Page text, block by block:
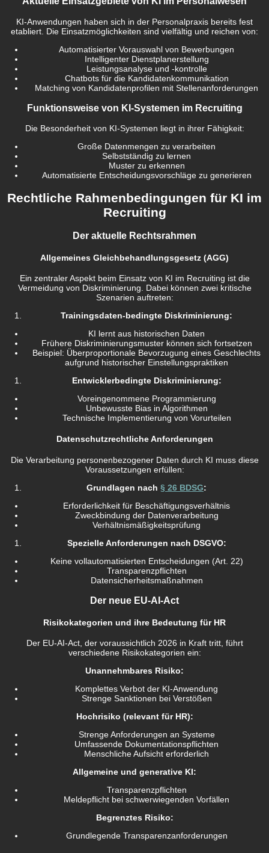
KI-Anwendungen haben sich in der Personalpraxis bereits fest
etabliert. Die Einsatzmöglichkeiten sind vielfältig und reichen von:
Automatisierter Vorauswahl von Bewerbungen
Intelligenter Dienstplanerstellung
Leistungsanalyse und -kontrolle
Chatbots für die Kandidatenkommunikation
Matching von Kandidatenprofilen mit Stellenanforderungen
Funktionsweise von KI-Systemen im Recruiting
Die Besonderheit von KI-Systemen liegt in ihrer Fähigkeit:
Große Datenmengen zu verarbeiten
Selbstständig zu lernen
Muster zu erkennen
Automatisierte Entscheidungsvorschläge zu generieren
Rechtliche Rahmenbedingungen für KI im
Recruiting
Der aktuelle Rechtsrahmen
Allgemeines Gleichbehandlungsgesetz (AGG)
Ein zentraler Aspekt beim Einsatz von KI im Recruiting ist die
Vermeidung von Diskriminierung. Dabei können zwei kritische
Szenarien auftreten:
Trainingsdaten-bedingte Diskriminierung:
KI lernt aus historischen Daten
Frühere Diskriminierungsmuster können sich fortsetzen
Beispiel: Überproportionale Bevorzugung eines Geschlechts
aufgrund historischer Einstellungspraktiken
Entwicklerbedingte Diskriminierung:
Voreingenommene Programmierung
Unbewusste Bias in Algorithmen
Technische Implementierung von Vorurteilen
Datenschutzrechtliche Anforderungen
Die Verarbeitung personenbezogener Daten durch KI muss diese
Voraussetzungen erfüllen:
Grundlagen nach § 26 BDSG:
Erforderlichkeit für Beschäftigungsverhältnis
Zweckbindung der Datenverarbeitung
Verhältnismäßigkeitsprüfung
Spezielle Anforderungen nach DSGVO:
Keine vollautomatisierten Entscheidungen (Art. 22)
Transparenzpflichten
Datensicherheitsmaßnahmen
Der neue EU-AI-Act
Risikokategorien und ihre Bedeutung für HR
Der EU-AI-Act, der voraussichtlich 2026 in Kraft tritt, führt
verschiedene Risikokategorien ein:
Unannehmbares Risiko:
Komplettes Verbot der KI-Anwendung
Strenge Sanktionen bei Verstößen
Hochrisiko (relevant für HR):
Strenge Anforderungen an Systeme
Umfassende Dokumentationspflichten
Menschliche Aufsicht erforderlich
Allgemeine und generative KI:
Transparenzpflichten
Meldepflicht bei schwerwiegenden Vorfällen
Begrenztes Risiko:
Grundlegende Transparenzanforderungen